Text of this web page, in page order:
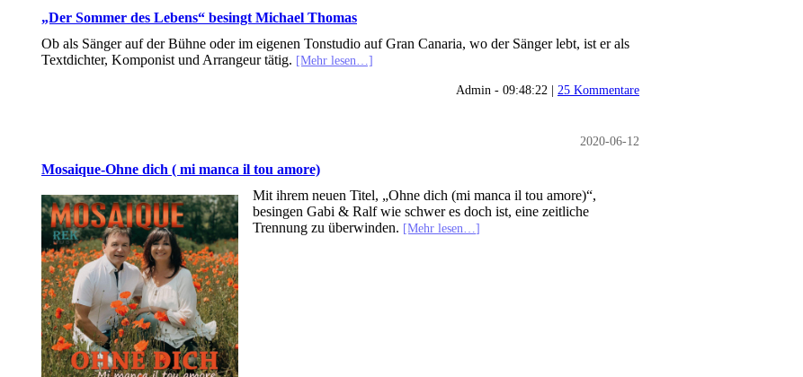
„Der Sommer des Lebens“ besingt Michael Thomas
Ob als Sänger auf der Bühne oder im eigenen Tonstudio auf Gran Canaria, wo der Sänger lebt, ist er als
Textdichter, Komponist und Arrangeur tätig. [Mehr lesen…]
Admin - 09:48:22 | 25 Kommentare
2020-06-12
Mosaique-Ohne dich ( mi manca il tou amore)
Mit ihrem neuen Titel, „Ohne dich (mi manca il tou amore)“,
besingen Gabi & Ralf wie schwer es doch ist, eine zeitliche
Trennung zu überwinden. [Mehr lesen…]